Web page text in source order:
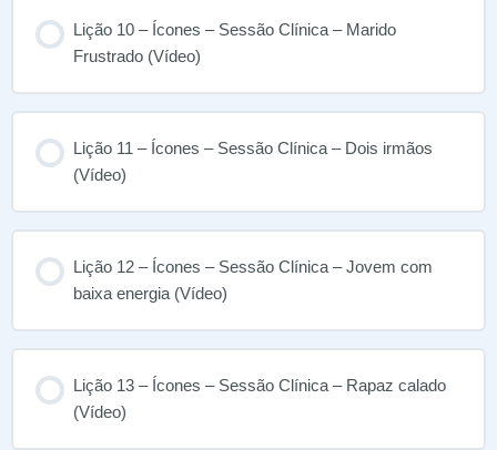
Lição 10 – Ícones – Sessão Clínica – Marido
Frustrado (Vídeo)
Lição 11 – Ícones – Sessão Clínica – Dois irmãos
(Vídeo)
Lição 12 – Ícones – Sessão Clínica – Jovem com
baixa energia (Vídeo)
Lição 13 – Ícones – Sessão Clínica – Rapaz calado
(Vídeo)